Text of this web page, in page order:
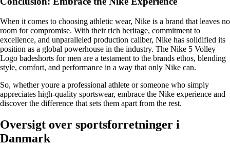
When it comes to choosing athletic wear, Nike is a brand that leaves no
room for compromise. With their rich heritage, commitment to
excellence, and unparalleled production caliber, Nike has solidified its
position as a global powerhouse in the industry. The Nike 5 Volley
Logo badeshorts for men are a testament to the brands ethos, blending
style, comfort, and performance in a way that only Nike can.
So, whether youre a professional athlete or someone who simply
appreciates high-quality sportswear, embrace the Nike experience and
discover the difference that sets them apart from the rest.
Oversigt over sportsforretninger i
Danmark